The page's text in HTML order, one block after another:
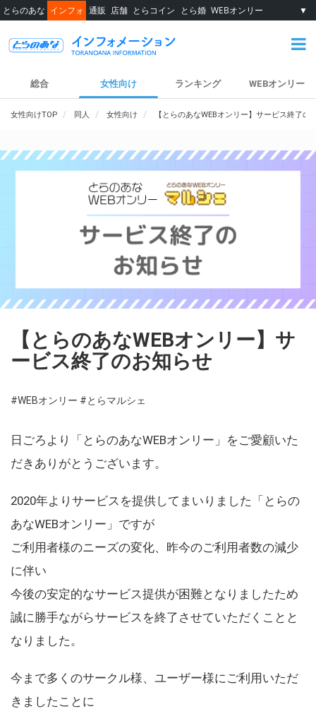
とらのあな インフォ 通販 店舗 とらコイン とら婚 WEBオンリー ▼
総合 女性向け ランキング WEBオンリー
女性向けTOP 同人 女性向け 【とらのあなWEBオンリー】サービス終了の
【とらのあなWEBオンリー】サ
ービス終了のお知らせ
#WEBオンリー #とらマルシェ
日ごろより「とらのあなWEBオンリー」をご愛顧いた
だきありがとうございます。
2020年よりサービスを提供してまいりました「とらの
あなWEBオンリー」ですが
ご利用者様のニーズの変化、昨今のご利用者数の減少
に伴い
今後の安定的なサービス提供が困難となりましたため
誠に勝手ながらサービスを終了させていただくことと
なりました。
今まで多くのサークル様、ユーザー様にご利用いただ
きましたことに